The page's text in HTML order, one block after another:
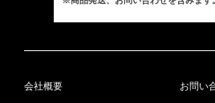
会社概要
お問い